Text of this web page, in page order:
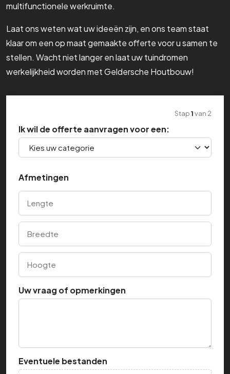
multifunctionele werkruimte.
Laat ons weten wat uw ideeën zijn, en ons team staat
klaar om een op maat gemaakte offerte voor u samen te
stellen. Wacht niet langer en laat uw tuindromen
werkelijkheid worden met Geldersche Houtbouw!
Stap1van 2
Ik wil de offerte aanvragen voor een:
Afmetingen
Lengte
Breedte
Hoogte
Uw vraag of opmerkingen
Eventuele bestanden